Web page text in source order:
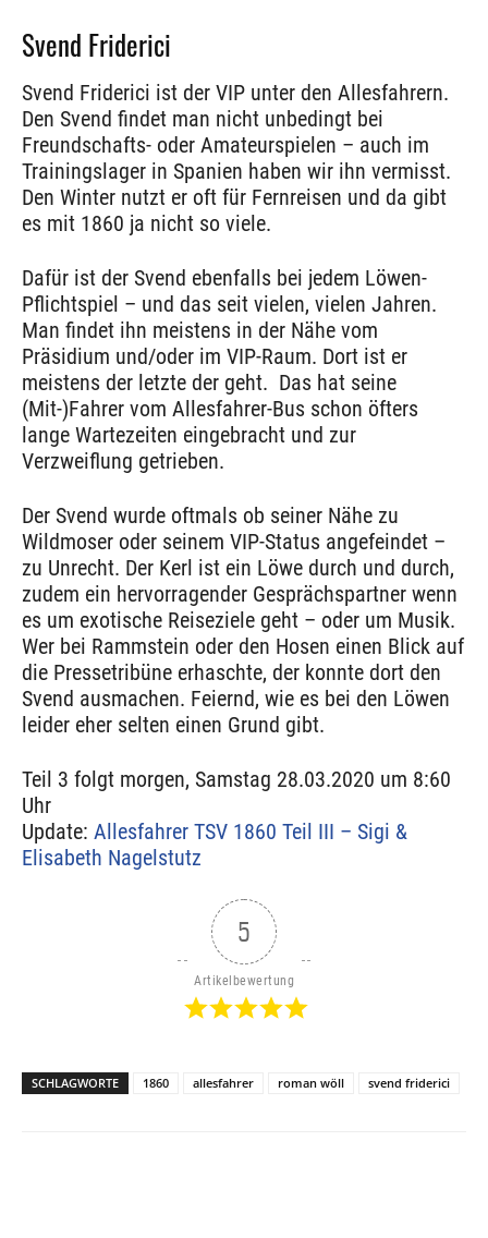
Svend Friderici
Svend Friderici ist der VIP unter den Allesfahrern.
Den Svend findet man nicht unbedingt bei
Freundschafts- oder Amateurspielen – auch im
Trainingslager in Spanien haben wir ihn vermisst.
Den Winter nutzt er oft für Fernreisen und da gibt
es mit 1860 ja nicht so viele.
Dafür ist der Svend ebenfalls bei jedem Löwen-
Pflichtspiel – und das seit vielen, vielen Jahren.
Man findet ihn meistens in der Nähe vom
Präsidium und/oder im VIP-Raum. Dort ist er
meistens der letzte der geht. Das hat seine
(Mit-)Fahrer vom Allesfahrer-Bus schon öfters
lange Wartezeiten eingebracht und zur
Verzweiflung getrieben.
Der Svend wurde oftmals ob seiner Nähe zu
Wildmoser oder seinem VIP-Status angefeindet –
zu Unrecht. Der Kerl ist ein Löwe durch und durch,
zudem ein hervorragender Gesprächspartner wenn
es um exotische Reiseziele geht – oder um Musik.
Wer bei Rammstein oder den Hosen einen Blick auf
die Pressetribüne erhaschte, der konnte dort den
Svend ausmachen. Feiernd, wie es bei den Löwen
leider eher selten einen Grund gibt.
Teil 3 folgt morgen, Samstag 28.03.2020 um 8:60
Uhr
Update: Allesfahrer TSV 1860 Teil III – Sigi &
Elisabeth Nagelstutz
5
Artikelbewertung
SCHLAGWORTE 1860 allesfahrer roman wöll svend friderici